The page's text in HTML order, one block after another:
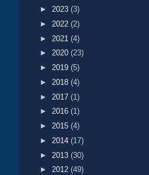
► 2023 (3)
► 2022 (2)
► 2021 (4)
► 2020 (23)
► 2019 (5)
► 2018 (4)
► 2017 (1)
► 2016 (1)
► 2015 (4)
► 2014 (17)
► 2013 (30)
► 2012 (49)